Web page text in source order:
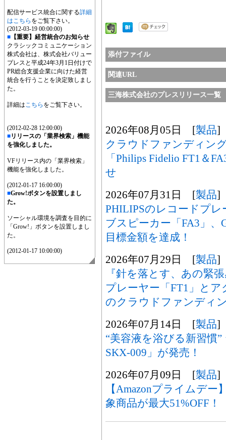
配信サービス統合に関する詳細
はこちら をご覧下さい。
(2012-03-19 00:00:00)
■ 【重要】経営統合のお知らせ
クラシックコミュニケーション
株式会社は、株式会社バリュー
プレスと平成24年3月1日付けで
PR総合支援企業に向けた経営
統合を行うことを決定致しまし
た。
詳細はこちら をご覧下さい。
(2012-02-28 12:00:00)
■リリースの「業界検索」機能
を強化しました。
VFリリース内の「業界検索」
機能を強化しました。
(2012-01-17 16:00:00)
■Grow!ボタンを設置しまし
た。
ソーシャル環境を調査を目的に
「Grow!」ボタンを設置しまし
た。
(2012-01-17 10:00:00)
添付ファイル
関連URL
三海株式会社のプレスリリース一覧
2026年08月05日 [製品]
クラウドファンディン
「Philips Fidelio FT1＆
せ
2026年07月31日 [製品]
PHILIPSのレコードプ
ブスピーカー「FA3」、
目標金額を達成！
2026年07月29日 [製品]
『針を落とす、あの緊
プレーヤー「FT1」と
のクラウドファンディ
2026年07月14日 [製品]
“美容液を浴びる新習慣
SKX-009」が発売！
2026年07月09日 [製品]
【Amazonプライムデ
象商品が最大51%OFF！